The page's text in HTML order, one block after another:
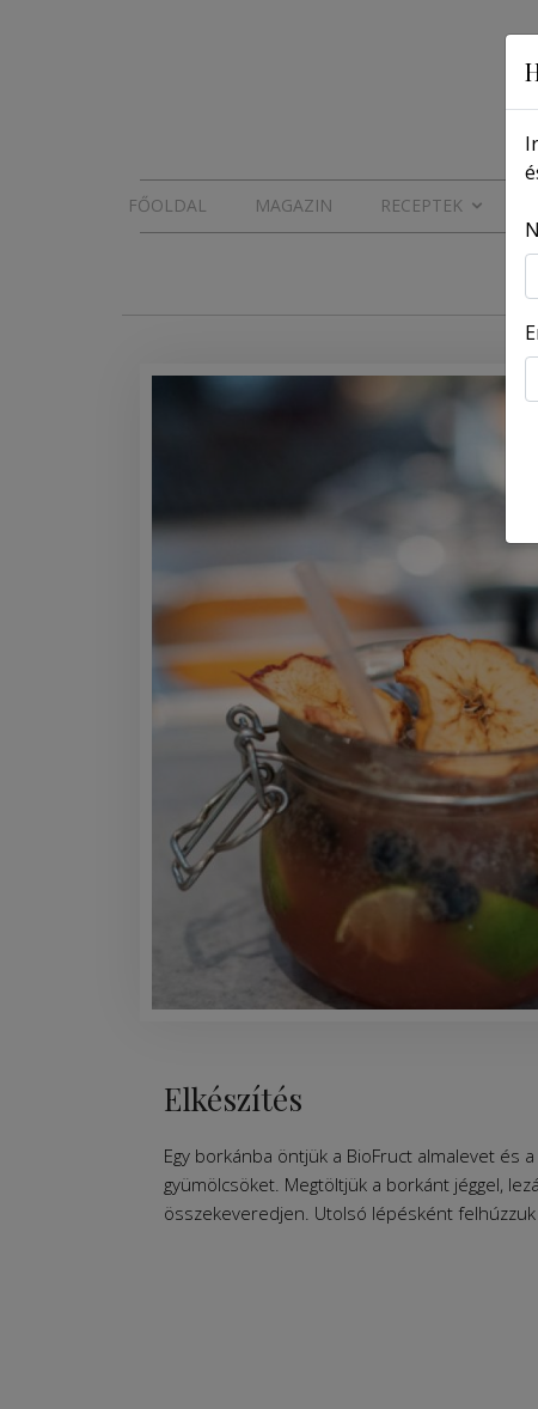
FŐOLDAL MAGAZIN RECEPTEK
Elkészítés
Egy borkánba öntjük a BioFruct almalevet és
gyümölcsöket. Megtöltjük a borkánt jéggel,
összekeveredjen. Utolsó lépésként